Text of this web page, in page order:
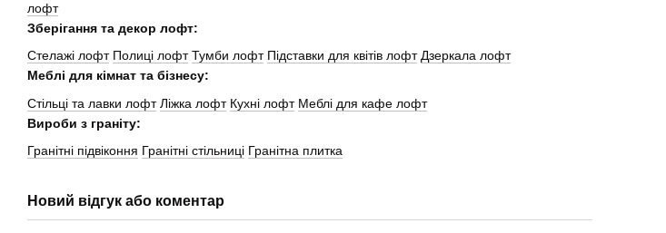
лофт
Зберігання та декор лофт:
Стелажі лофт Полиці лофт Тумби лофт Підставки для квітів лофт Дзеркала лофт
Меблі для кімнат та бізнесу:
Стільці та лавки лофт Ліжка лофт Кухні лофт Меблі для кафе лофт
Вироби з граніту:
Гранітні підвіконня Гранітні стільниці Гранітна плитка
Новий відгук або коментар